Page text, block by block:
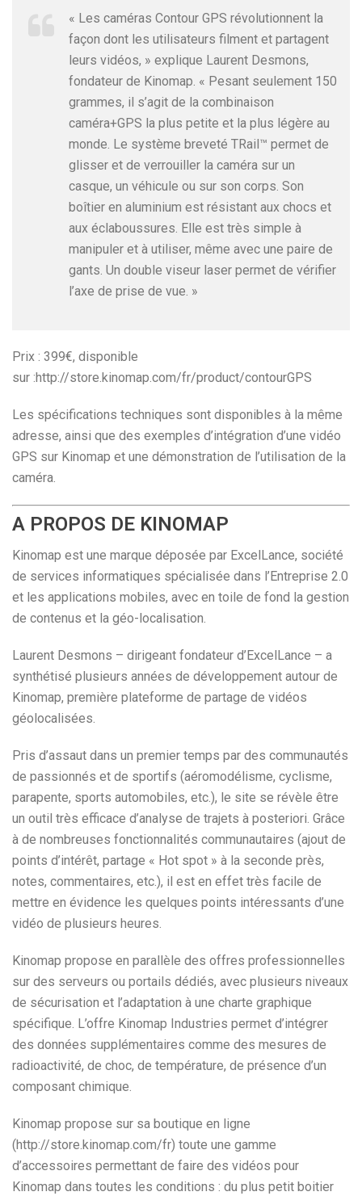
« Les caméras Contour GPS révolutionnent la
façon dont les utilisateurs filment et partagent
leurs vidéos, » explique Laurent Desmons,
fondateur de Kinomap. « Pesant seulement 150
grammes, il s’agit de la combinaison
caméra+GPS la plus petite et la plus légère au
monde. Le système breveté TRail™ permet de
glisser et de verrouiller la caméra sur un
casque, un véhicule ou sur son corps. Son
boîtier en aluminium est résistant aux chocs et
aux éclaboussures. Elle est très simple à
manipuler et à utiliser, même avec une paire de
gants. Un double viseur laser permet de vérifier
l’axe de prise de vue. »
Prix : 399€, disponible
sur :http://store.kinomap.com/fr/product/contourGPS
Les spécifications techniques sont disponibles à la même
adresse, ainsi que des exemples d’intégration d’une vidéo
GPS sur Kinomap et une démonstration de l’utilisation de la
caméra.
A PROPOS DE KINOMAP
Kinomap est une marque déposée par ExcelLance, société
de services informatiques spécialisée dans l’Entreprise 2.0
et les applications mobiles, avec en toile de fond la gestion
de contenus et la géo-localisation.
Laurent Desmons – dirigeant fondateur d’ExcelLance – a
synthétisé plusieurs années de développement autour de
Kinomap, première plateforme de partage de vidéos
géolocalisées.
Pris d’assaut dans un premier temps par des communautés
de passionnés et de sportifs (aéromodélisme, cyclisme,
parapente, sports automobiles, etc.), le site se révèle être
un outil très efficace d’analyse de trajets à posteriori. Grâce
à de nombreuses fonctionnalités communautaires (ajout de
points d’intérêt, partage « Hot spot » à la seconde près,
notes, commentaires, etc.), il est en effet très facile de
mettre en évidence les quelques points intéressants d’une
vidéo de plusieurs heures.
Kinomap propose en parallèle des offres professionnelles
sur des serveurs ou portails dédiés, avec plusieurs niveaux
de sécurisation et l’adaptation à une charte graphique
spécifique. L’offre Kinomap Industries permet d’intégrer
des données supplémentaires comme des mesures de
radioactivité, de choc, de température, de présence d’un
composant chimique.
Kinomap propose sur sa boutique en ligne
(http://store.kinomap.com/fr) toute une gamme
d’accessoires permettant de faire des vidéos pour
Kinomap dans toutes les conditions : du plus petit boitier